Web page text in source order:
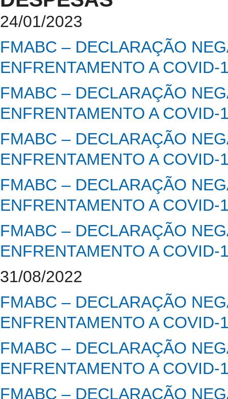
24/01/2023
FMABC – DECLARAÇÃO
ENFRENTAMENTO A COVID-
FMABC – DECLARAÇÃO
ENFRENTAMENTO A COVID-
FMABC – DECLARAÇÃO
ENFRENTAMENTO A COVID-
FMABC – DECLARAÇÃO
ENFRENTAMENTO A COVID-
FMABC – DECLARAÇÃO
ENFRENTAMENTO A COVID-
31/08/2022
FMABC – DECLARAÇÃO
ENFRENTAMENTO A COVID-
FMABC – DECLARAÇÃO
ENFRENTAMENTO A COVID-
FMABC – DECLARAÇÃO